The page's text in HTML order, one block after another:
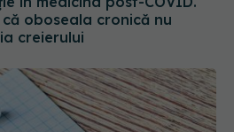
oboseala cronică nu
creierului